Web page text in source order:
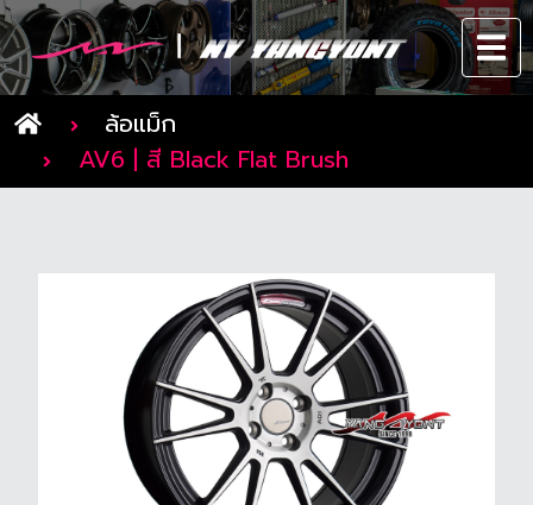
ล้อแม็ก
AV6 | สี Black Flat Brush